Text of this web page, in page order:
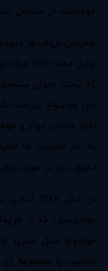
موفقيت در مشاغل
همزمان پروفسور
اوايل
که تحت عنوان
اين موضوع
افراد چندان موثر و
به نام قابليت ها
دقيق تري در مورد
در سال
بوياتزيس که از
موضوع مدل سازي
قابليت را مجموعه